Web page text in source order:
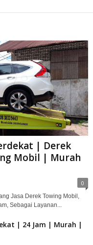
| Derek
Mobil | Murah
0
Jasa Derek Towing Mobil,
Sebagai Layanan...
| 24 Jam | Murah |